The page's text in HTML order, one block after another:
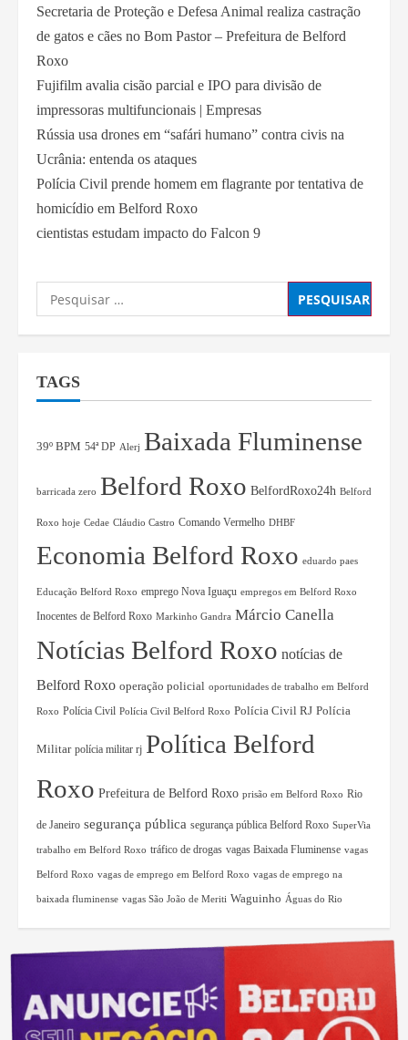
Secretaria de Proteção e Defesa Animal realiza castração
de gatos e cães no Bom Pastor – Prefeitura de Belford
Roxo
Fujifilm avalia cisão parcial e IPO para divisão de
impressoras multifuncionais | Empresas
Rússia usa drones em “safári humano” contra civis na
Ucrânia: entenda os ataques
Polícia Civil prende homem em flagrante por tentativa de
homicídio em Belford Roxo
cientistas estudam impacto do Falcon 9
TAGS
39º BPM 54ª DP Alerj Baixada Fluminense
barricada zero Belford Roxo BelfordRoxo24h Belford
Roxo hoje Cedae Cláudio Castro Comando Vermelho DHBF
Economia Belford Roxo eduardo paes
Educação Belford Roxo emprego Nova Iguaçu empregos em Belford Roxo
Inocentes de Belford Roxo Markinho Gandra Márcio Canella
Notícias Belford Roxo notícias de
Belford Roxo operação policial oportunidades de trabalho em Belford
Roxo Polícia Civil Polícia Civil Belford Roxo Polícia Civil RJ Polícia
Militar polícia militar rj Política Belford
Roxo Prefeitura de Belford Roxo prisão em Belford Roxo Rio
de Janeiro segurança pública segurança pública Belford Roxo SuperVia
trabalho em Belford Roxo tráfico de drogas vagas Baixada Fluminense vagas
Belford Roxo vagas de emprego em Belford Roxo vagas de emprego na
baixada fluminense vagas São João de Meriti Waguinho Águas do Rio